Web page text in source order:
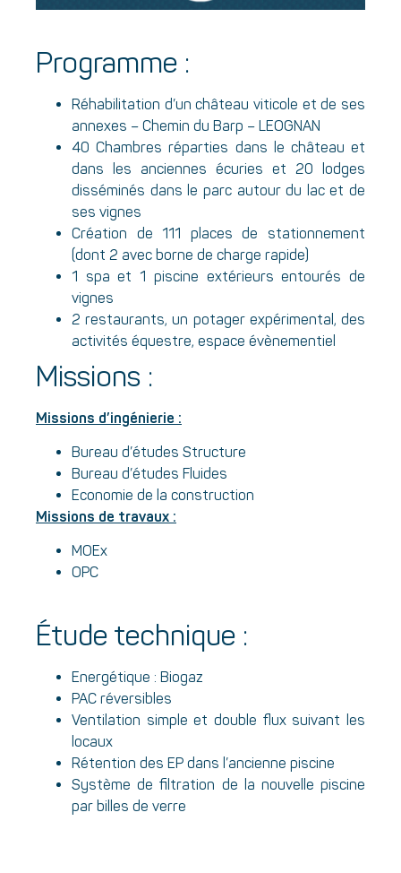
Programme :
Réhabilitation d’un château viticole et de ses
annexes – Chemin du Barp – LEOGNAN
40 Chambres réparties dans le château et
dans les anciennes écuries et 20 lodges
disséminés dans le parc autour du lac et de
ses vignes
Création de 111 places de stationnement
(dont 2 avec borne de charge rapide)
1 spa et 1 piscine extérieurs entourés de
vignes
2 restaurants, un potager expérimental, des
activités équestre, espace évènementiel
Missions :
Missions d’ingénierie :
Bureau d’études Structure
Bureau d’études Fluides
Economie de la construction
Missions de travaux :
MOEx
OPC
Étude technique :
Energétique : Biogaz
PAC réversibles
Ventilation simple et double flux suivant les
locaux
Rétention des EP dans l’ancienne piscine
Système de filtration de la nouvelle piscine
par billes de verre